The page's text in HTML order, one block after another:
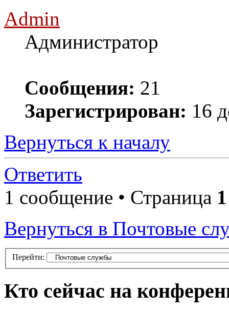
Admin
Администратор
Сообщения: 21
Зарегистрирован: 16
Вернуться к началу
Ответить
1 сообщение • Страница 1
Вернуться в Почтовые
Перейти:
Кто сейчас на